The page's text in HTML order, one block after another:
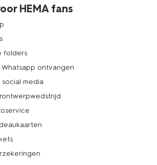
HEMA fans
folders
ontvangen
social media